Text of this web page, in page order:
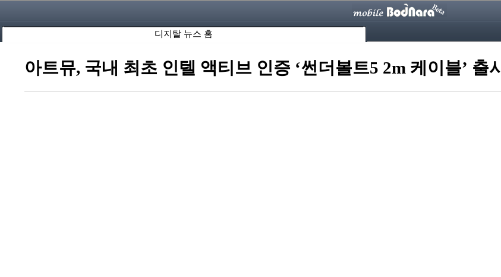
디지탈 뉴스 홈
아트뮤, 국내 최초 인텔 액티브 인증 ‘썬더볼트5 2m 케이블’ 출시